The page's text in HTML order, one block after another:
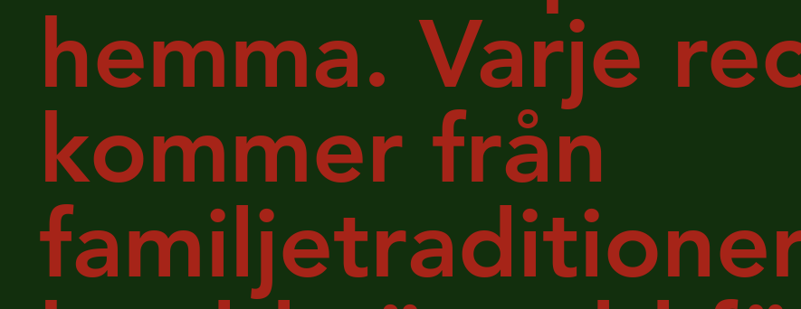
hemma. Varje
kommer från